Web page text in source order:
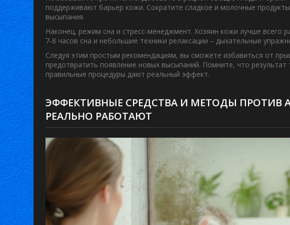
поддерживают барьер кожи. Сократите сладкое и молочные
высыпания.
Наконец, режим сна и стресс-менеджмент. Хозяин кожи лучше всего
7‑8 часов сна и небольшие техники релаксации – дыхательные
Следуя этим простым рекомендациям, вы сможете избавиться от
предотвратить появление новых высыпаний. Помните, что
правильные процедуры дают реальный эффект.
ЭФФЕКТИВНЫЕ СРЕДСТВА И МЕТОДЫ ПРОТИВ
РЕАЛЬНО РАБОТАЮТ